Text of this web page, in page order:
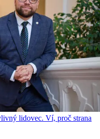
lidovec. Ví, proč strana